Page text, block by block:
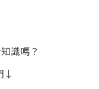
識嗎？
↓